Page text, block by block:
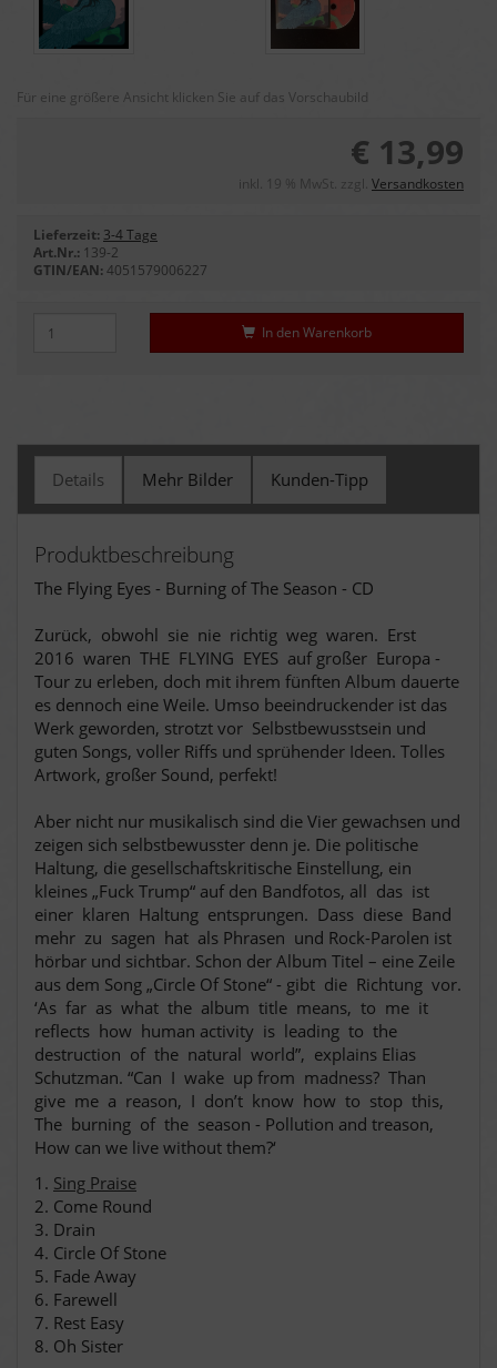
Für eine größere Ansicht klicken Sie auf das Vorschaubild
€ 13,99
inkl. 19 % MwSt. zzgl. Versandkosten
Lieferzeit: 3-4 Tage
Art.Nr.: 139-2
GTIN/EAN: 4051579006227
In den Warenkorb
Details Mehr Bilder Kunden-Tipp
Produktbeschreibung
The Flying Eyes - Burning of The Season - CD
Zurück, obwohl sie nie richtig weg waren. Erst
2016 waren THE FLYING EYES auf großer Europa -
Tour zu erleben, doch mit ihrem fünften Album dauerte
es dennoch eine Weile. Umso beeindruckender ist das
Werk geworden, strotzt vor Selbstbewusstsein und
guten Songs, voller Riffs und sprühender Ideen. Tolles
Artwork, großer Sound, perfekt!
Aber nicht nur musikalisch sind die Vier gewachsen und
zeigen sich selbstbewusster denn je. Die politische
Haltung, die gesellschaftskritische Einstellung, ein
kleines „Fuck Trump“ auf den Bandfotos, all das ist
einer klaren Haltung entsprungen. Dass diese Band
mehr zu sagen hat als Phrasen und Rock-Parolen ist
hörbar und sichtbar. Schon der Album Titel – eine Zeile
aus dem Song „Circle Of Stone“ - gibt die Richtung vor.
‘As far as what the album title means, to me it
reflects how human activity is leading to the
destruction of the natural world”, explains Elias
Schutzman. “Can I wake up from madness? Than
give me a reason, I don’t know how to stop this,
The burning of the season - Pollution and treason,
How can we live without them?‘
1. Sing Praise
2. Come Round
3. Drain
4. Circle Of Stone
5. Fade Away
6. Farewell
7. Rest Easy
8. Oh Sister